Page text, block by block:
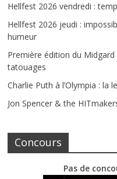
Hellfest 2026 vendredi :
Hellfest 2026 jeudi :
humeur
Première édition du
tatouages
Charlie Puth à l’Olympia : la
Jon Spencer & the
Concours
Pas de